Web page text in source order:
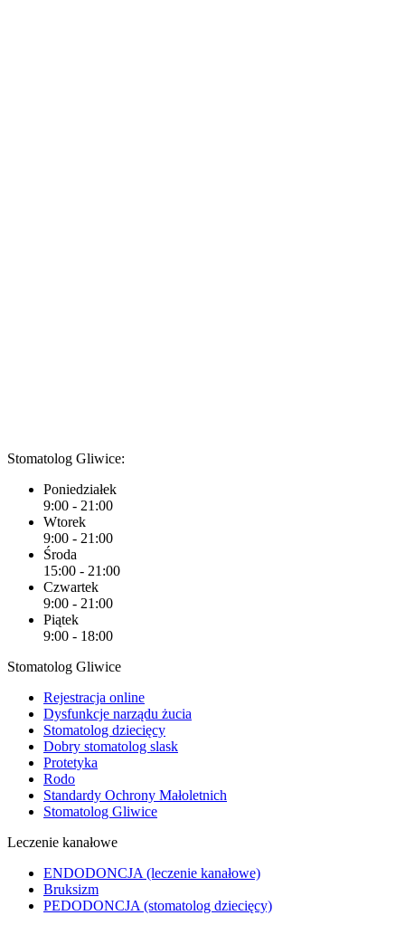
Stomatolog Gliwice:
Poniedziałek
9:00 - 21:00
Wtorek
9:00 - 21:00
Środa
15:00 - 21:00
Czwartek
9:00 - 21:00
Piątek
9:00 - 18:00
Stomatolog Gliwice
Rejestracja online
Dysfunkcje narządu żucia
Stomatolog dziecięcy
Dobry stomatolog slask
Protetyka
Rodo
Standardy Ochrony Małoletnich
Stomatolog Gliwice
Leczenie kanałowe
ENDODONCJA (leczenie kanałowe)
Bruksizm
PEDODONCJA (stomatolog dziecięcy)